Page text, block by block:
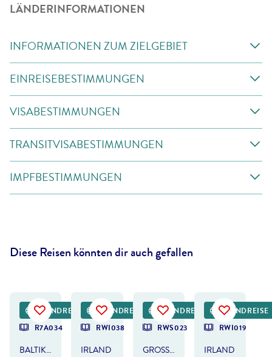
LÄNDERINFORMATIONEN
INFORMATIONEN ZUM ZIELGEBIET
EINREISEBESTIMMUNGEN
VISABESTIMMUNGEN
TRANSITVISABESTIMMUNGEN
IMPFBESTIMMUNGEN
Diese Reisen könnten dir auch gefallen
DEALRUNDREISE
R7A034
BALTIKUM
DEALRUNDREISE
RWI038
IRLAND
DEALRUNDREISE
RWS023
GROSSBRITANNIEN - SCHOTTLAND
DEALRUNDREISE
RWI019
IRLAND